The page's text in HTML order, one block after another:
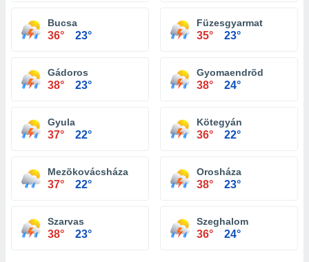
Bucsa
36° 23°
Füzesgyarmat
35° 23°
Gádoros
38° 23°
Gyomaendrõd
38° 24°
Gyula
37° 22°
Kötegyán
36° 22°
Mezõkovácsháza
37° 22°
Orosháza
38° 23°
Szarvas
38° 23°
Szeghalom
36° 24°